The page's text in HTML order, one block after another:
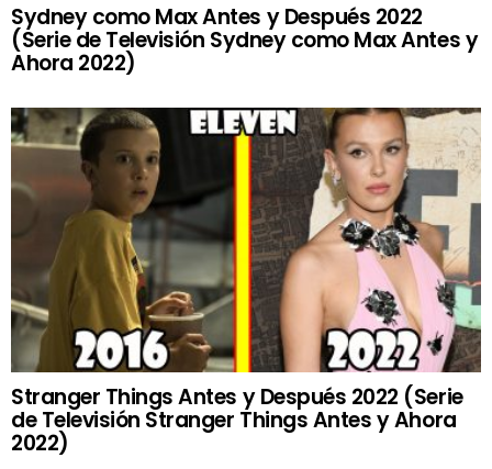
Sydney como Max Antes y Después 2022
(Serie de Televisión Sydney como Max Antes y
Ahora 2022)
Stranger Things Antes y Después 2022 (Serie
de Televisión Stranger Things Antes y Ahora
2022)